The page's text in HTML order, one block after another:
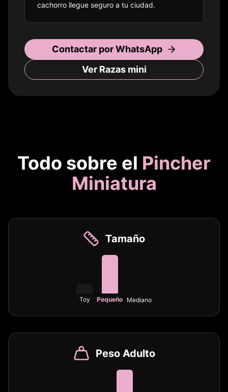
cachorro llegue seguro a tu ciudad.
Contactar por WhatsApp
Ver Razas mini
Todo sobre el Pincher
Miniatura
Tamaño
Toy Pequeño Mediano
Peso Adulto